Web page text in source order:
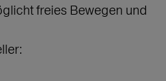
freies Bewegen und